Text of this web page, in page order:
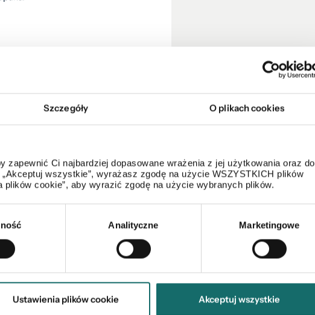
Szczegóły O plikach cookies
zapewnić Ci najbardziej dopasowane wrażenia z jej użytkowania oraz do
wszystkie”, wyrażasz zgodę na użycie WSZYSTKICH plików
cookie”, aby wyrazić zgodę na użycie wybranych plików.
Analityczne Marketingowe
Ustawienia plików cookie Akceptuj wszystkie
z atrakcji miasta oraz
w zasięgu ręki oferty
i imprez sportowych, których
począwszy od wyboru
nowym właścicielom.
kredytu na zakup
zdolność kredytową,